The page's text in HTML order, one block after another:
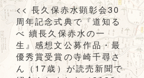
投
稿
ナ
ビ
ゲ
<< 長久保赤水顕彰会30
周年記念式典で『道知る
べ 續長久保赤水の一
生』感想文公募作品・最
優秀賞受賞の寺崎千尋さ
ん（17歳）が読売新聞で